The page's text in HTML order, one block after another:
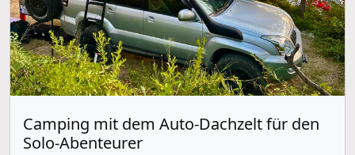
Camping mit dem Auto-Dachzelt für den
Solo-Abenteurer